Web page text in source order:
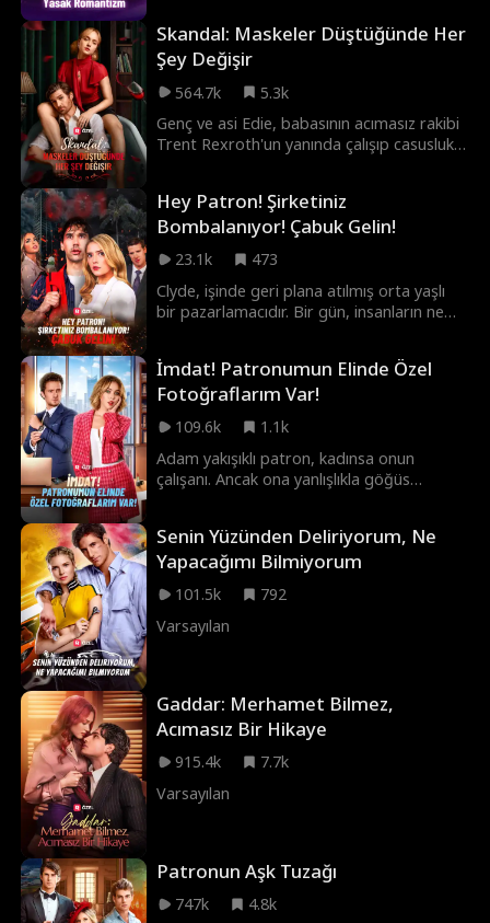
etmeye başlar. Üstelik Christine'in eski aşkı
hayatlarına geri döndüğünde, Elijah'ın kalbi
paramparça olur. Peki beş yıllık süre
dolduğunda Elijah, Christine'in yanında mı
kalacak, yoksa nihayet özgürlüğünü
yaşamak için onu bırakıp gidecek mi?
Skandal: Maskeler Düştüğünde Her
Şey Değişir
564.7k
5.3k
Genç ve asi Edie, babasının acımasız rakibi
Trent Rexroth'un yanında çalışıp casusluk
farkına rağmen ikisini de mahvedebilecek
bir aşka dönüşür.
Hey Patron! Şirketiniz
Bombalanıyor! Çabuk Gelin!
23.1k
473
Clyde, işinde geri plana atılmış orta yaşlı
bir pazarlamacıdır. Bir gün, insanların ne
yeteneğiyle uyanır. Birçok kişiyi ölümden
kurtarmaya çalışsa da kimse ona inanmaz.
Birkaç gün sonra, çalıştığı şirkette herkesin
ölümüne yol açacak bir patlama olacağını
öngörür. Herkesi kurtarmak için bombayı
kimin yerleştirdiğini bulmalı ve onu
durdurmalıdır.
İmdat! Patronumun Elinde Özel
Fotoğraflarım Var!
109.6k
1.1k
Adam yakışıklı patron, kadınsa onun
çalışanı. Ancak ona yanlışlıkla göğüs
altüst eder.
Senin Yüzünden Deliriyorum, Ne
Yapacağımı Bilmiyorum
101.5k
792
Varsayılan
Gaddar: Merhamet Bilmez,
Acımasız Bir Hikaye
915.4k
7.7k
Varsayılan
Patronun Aşk Tuzağı
747k
4.8k